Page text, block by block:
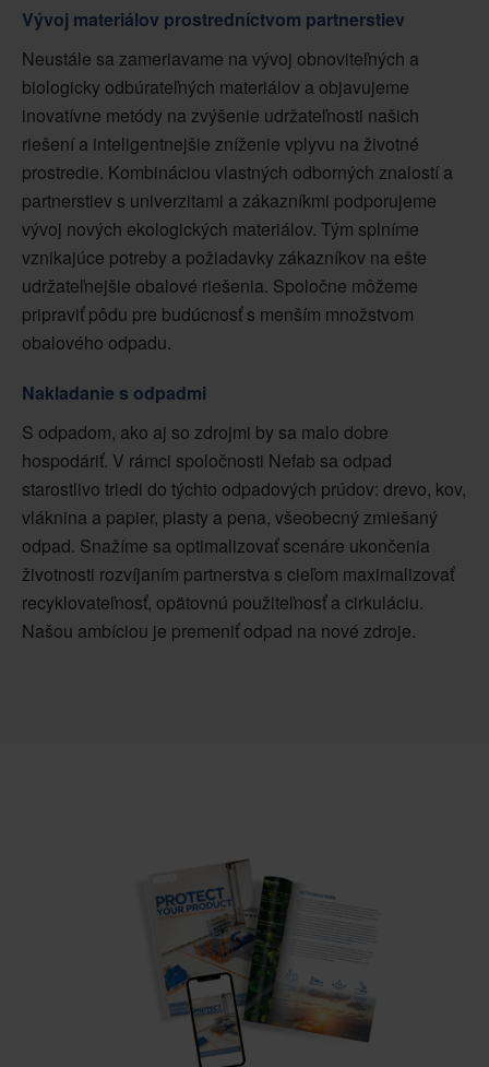
Vývoj materiálov prostredníctvom partnerstiev
Neustále sa zameriavame na vývoj obnoviteľných a
biologicky odbúrateľných materiálov a objavujeme
inovatívne metódy na zvýšenie udržateľnosti našich
riešení a inteligentnejšie zníženie vplyvu na životné
prostredie. Kombináciou vlastných odborných znalostí a
partnerstiev s univerzitami a zákazníkmi podporujeme
vývoj nových ekologických materiálov. Tým splníme
vznikajúce potreby a požiadavky zákazníkov na ešte
udržateľnejšie obalové riešenia. Spoločne môžeme
pripraviť pôdu pre budúcnosť s menším množstvom
obalového odpadu.
Nakladanie s odpadmi
S odpadom, ako aj so zdrojmi by sa malo dobre
hospodáriť. V rámci spoločnosti Nefab sa odpad
starostlivo triedi do týchto odpadových prúdov: drevo, kov,
vláknina a papier, plasty a pena, všeobecný zmiešaný
odpad. Snažíme sa optimalizovať scenáre ukončenia
životnosti rozvíjaním partnerstva s cieľom maximalizovať
recyklovateľnosť, opätovnú použiteľnosť a cirkuláciu.
Našou ambíciou je premeniť odpad na nové zdroje.